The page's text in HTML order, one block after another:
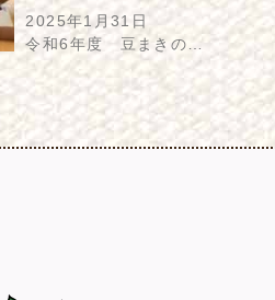
2025年1月31日
令和6年度 豆まきの…